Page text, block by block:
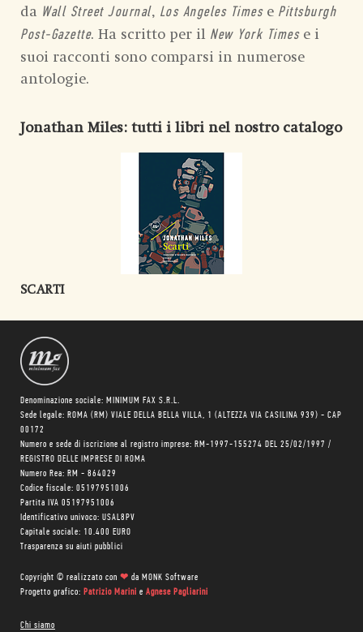
da Wall Street Journal, Los Angeles Timese Pittsburgh
Post-Gazette. Ha scritto per il New York Timese i
suoi racconti sono comparsi in numerose
antologie.
Jonathan Miles: tutti i libri nel nostro catalogo
SCARTI
Denominazione sociale: MINIMUM FAX S.R.L.
Sede legale: ROMA (RM) VIALE DELLA BELLA VILLA, 1 (ALTEZZA VIA CASILINA 939) - CAP
00172
Numero e sede di iscrizione al registro imprese: RM-1997-155274 DEL 25/02/1997 /
REGISTRO DELLE IMPRESE DI ROMA
Numero Rea: RM - 864029
Codice fiscale: 05197951006
Partita IVA 05197951006
Identificativo univoco: USAL8PV
Capitale sociale: 10.400 EURO
Trasparenza su aiuti pubblici
Copyright © realizzato con ❤ da MONK Software
Progetto grafico: Patrizio Marini e Agnese Pagliarini
Chi siamo